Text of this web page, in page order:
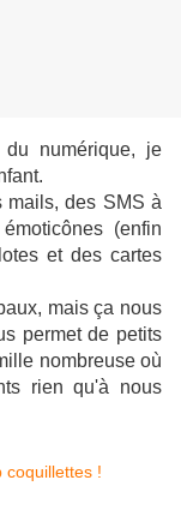
numérique, je
mails, des SMS à
(enfin
et des cartes
mais ça nous
permet de petits
nombreuse où
rien qu'à nous